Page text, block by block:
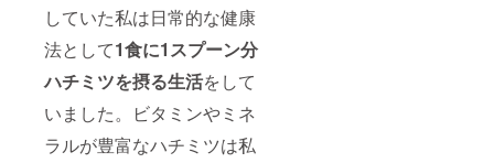
していた私は日常的な健康
法として1食に1スプーン分
ハチミツを摂る生活をして
いました。ビタミンやミネ
ラルが豊富なハチミツは私